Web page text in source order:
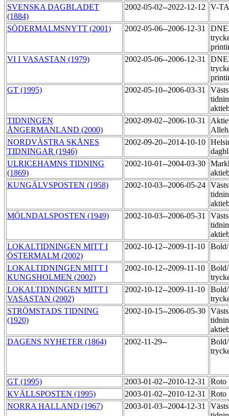
SVENSKA DAGBLADET
(1884)
2002-05-02--2022-12-12 V-
SÖDERMALMSNYTT (2001) 2002-05-06--2006-12-31
VI I VASASTAN (1979)
2002-05-06--2006-12-31
GT (1995)
2002-05-10--2006-03-31
TIDNINGEN
ÅNGERMANLAND (2000)
2002-09-02--2006-10-31
NORDVÄSTRA SKÅNES
TIDNINGAR (1946)
2002-09-20--2014-10-10
ULRICEHAMNS TIDNING
(1869)
2002-10-01--2004-03-30
KUNGÄLVSPOSTEN (1958)
2002-10-03--2006-05-24
MÖLNDALSPOSTEN (1949)
2002-10-03--2006-05-31
LOKALTIDNINGEN MITT I
ÖSTERMALM (2002)
2002-10-12--2009-11-10
LOKALTIDNINGEN MITT I
KUNGSHOLMEN (2002)
2002-10-12--2009-11-10
LOKALTIDNINGEN MITT I
VASASTAN (2002)
2002-10-12--2009-11-10
STRÖMSTADS TIDNING
(1920)
2002-10-15--2006-05-30
DAGENS NYHETER (1864)
2002-11-29--
GT (1995) 2003-01-02--2010-12-31
Roto
KVÄLLSPOSTEN (1995)
2003-01-02--2010-12-31
Roto
NORRA HALLAND (1967)
2003-01-03--2004-12-31